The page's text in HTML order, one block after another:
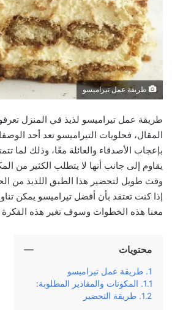
طريقة عمل تيراميسو
طريقة عمل تيراميسو لذيذ في المنزل
المقال، فحلويات التيراميسو تعد أحد
بإعجاب الأصدقاء والعائلة معًا، وذلك لما
يقاوم إلى جانب أنها لا يتطلب الكثير من
وقت طويل لتحضير هذا الطبق اللذيذ من
إذا كنت تعتقد بأن أفضل تيراميسو يمكن
معنا هذه الخطوات وسوف تغير هذه الفكرة
محتويات
طريقة عمل تيراميسو
المكونات والمقادير المطلوبة:
طريقة التحضير